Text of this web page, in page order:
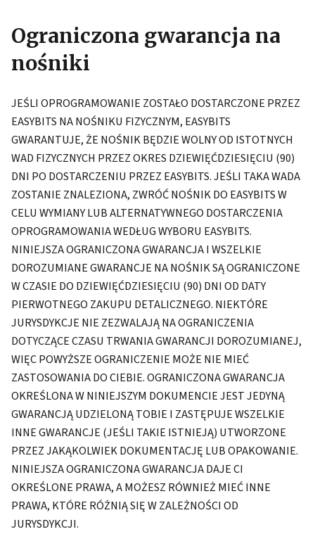
Ograniczona gwarancja na
nośniki
JEŚLI OPROGRAMOWANIE ZOSTAŁO DOSTARCZONE PRZEZ
EASYBITS NA NOŚNIKU FIZYCZNYM, EASYBITS
GWARANTUJE, ŻE NOŚNIK BĘDZIE WOLNY OD ISTOTNYCH
WAD FIZYCZNYCH PRZEZ OKRES DZIEWIĘĆDZIESIĘCIU (90)
DNI PO DOSTARCZENIU PRZEZ EASYBITS. JEŚLI TAKA WADA
ZOSTANIE ZNALEZIONA, ZWRÓĆ NOŚNIK DO EASYBITS W
CELU WYMIANY LUB ALTERNATYWNEGO DOSTARCZENIA
OPROGRAMOWANIA WEDŁUG WYBORU EASYBITS.
NINIEJSZA OGRANICZONA GWARANCJA I WSZELKIE
DOROZUMIANE GWARANCJE NA NOŚNIK SĄ OGRANICZONE
W CZASIE DO DZIEWIĘĆDZIESIĘCIU (90) DNI OD DATY
PIERWOTNEGO ZAKUPU DETALICZNEGO. NIEKTÓRE
JURYSDYKCJE NIE ZEZWALAJĄ NA OGRANICZENIA
DOTYCZĄCE CZASU TRWANIA GWARANCJI DOROZUMIANEJ,
WIĘC POWYŻSZE OGRANICZENIE MOŻE NIE MIEĆ
ZASTOSOWANIA DO CIEBIE. OGRANICZONA GWARANCJA
OKREŚLONA W NINIEJSZYM DOKUMENCIE JEST JEDYNĄ
GWARANCJĄ UDZIELONĄ TOBIE I ZASTĘPUJE WSZELKIE
INNE GWARANCJE (JEŚLI TAKIE ISTNIEJĄ) UTWORZONE
PRZEZ JAKĄKOLWIEK DOKUMENTACJĘ LUB OPAKOWANIE.
NINIEJSZA OGRANICZONA GWARANCJA DAJE CI
OKREŚLONE PRAWA, A MOŻESZ RÓWNIEŻ MIEĆ INNE
PRAWA, KTÓRE RÓŻNIĄ SIĘ W ZALEŻNOŚCI OD
JURYSDYKCJI.